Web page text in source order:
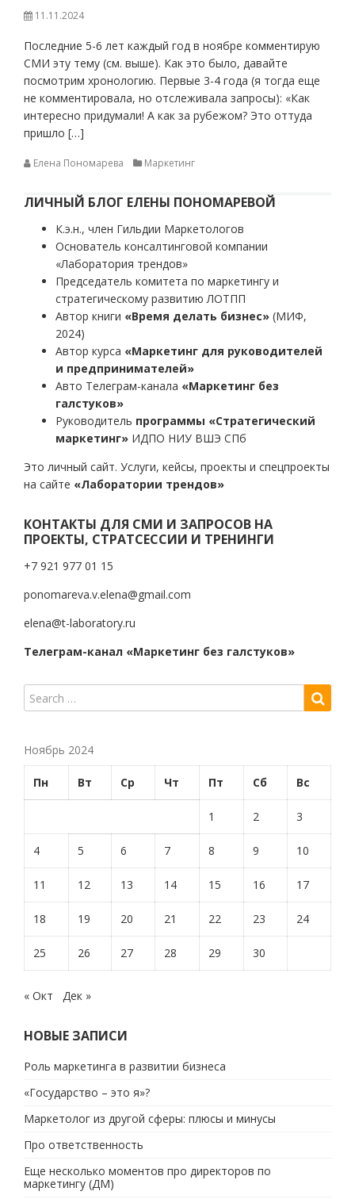
11.11.2024
Последние 5-6 лет каждый год в ноябре комментирую
СМИ эту тему (см. выше). Как это было, давайте
посмотрим хронологию. Первые 3-4 года (я тогда еще
не комментировала, но отслеживала запросы): «Как
интересно придумали! А как за рубежом? Это оттуда
пришло […]
Елена Пономарева Маркетинг
ЛИЧНЫЙ БЛОГ ЕЛЕНЫ ПОНОМАРЕВОЙ
К.э.н., член Гильдии Маркетологов
Основатель консалтинговой компании
«Лаборатория трендов»
Председатель комитета по маркетингу и
стратегическому развитию ЛОТПП
Автор книги «Время делать бизнес» (МИФ,
2024)
Автор курса «Маркетинг для руководителей
и предпринимателей»
Авто Телеграм-канала «Маркетинг без
галстуков»
Руководитель программы «Стратегический
маркетинг» ИДПО НИУ ВШЭ СПб
Это личный сайт. Услуги, кейсы, проекты и спецпроекты
на сайте «Лаборатории трендов»
КОНТАКТЫ ДЛЯ СМИ И ЗАПРОСОВ НА
ПРОЕКТЫ, СТРАТСЕССИИ И ТРЕНИНГИ
+7 921 977 01 15
ponomareva.v.elena@gmail.com
elena@t-laboratory.ru
Телеграм-канал «Маркетинг без галстуков»
Ноябрь 2024
Пн Вт Ср Чт Пт Сб Вс
1 2 3
4 5 6 7 8 9 10
11 12 13 14 15 16 17
18 19 20 21 22 23 24
25 26 27 28 29 30
« Окт Дек »
НОВЫЕ ЗАПИСИ
Роль маркетинга в развитии бизнеса
«Государство – это я»?
Маркетолог из другой сферы: плюсы и минусы
Про ответственность
Еще несколько моментов про директоров по
маркетингу (ДМ)